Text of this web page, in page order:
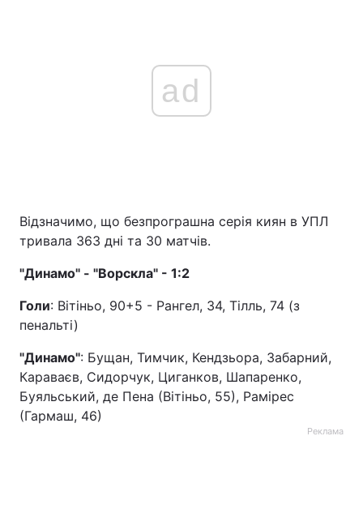
ad
Відзначимо, що безпрограшна серія киян в УПЛ
тривала 363 дні та 30 матчів.
"Динамо" - "Ворскла" - 1:2
Голи: Вітіньо, 90+5 - Рангел, 34, Тілль, 74 (з
пенальті)
"Динамо": Бущан, Тимчик, Кендзьора, Забарний,
Караваєв, Сидорчук, Циганков, Шапаренко,
Буяльський, де Пена (Вітіньо, 55), Рамірес
(Гармаш, 46)
Реклама